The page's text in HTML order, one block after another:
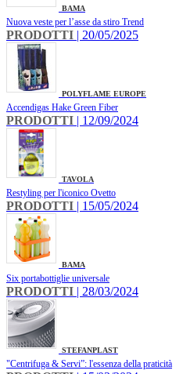
BAMA
Nuova veste per l’asse da stiro Trend
PRODOTTI | 20/05/2025
POLYFLAME EUROPE
Accendigas Hake Green Fiber
PRODOTTI | 12/09/2024
TAVOLA
Restyling per l'iconico Ovetto
PRODOTTI | 15/05/2024
BAMA
Six portabottiglie universale
PRODOTTI | 28/03/2024
STEFANPLAST
"Centrifuga & Servi”: l'essenza della praticità